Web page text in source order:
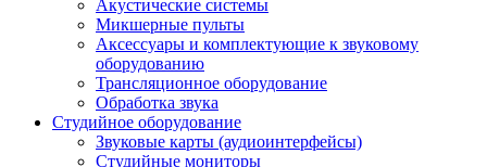
Акустические системы
Микшерные пульты
Аксессуары и комплектующие к звуковому
оборудованию
Трансляционное оборудование
Обработка звука
Студийное оборудование
Звуковые карты (аудиоинтерфейсы)
Студийные мониторы